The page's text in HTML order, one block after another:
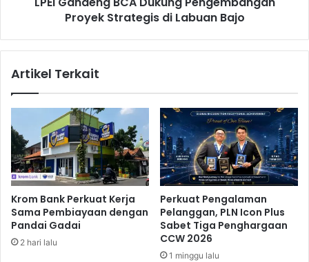
a
a
b
a
t
C
a
p
r
e
s
D
n
g
P
e
g
e
b
Proyek Strategis di Labuan Bajo
Artikel Terkait
Krom Bank Perkuat Kerja
Sama Pembiayaan dengan
Pandai Gadai
2 hari lalu
Perkuat Pengalaman
Pelanggan, PLN Icon Plus
Sabet Tiga Penghargaan
CCW 2026
1 minggu lalu